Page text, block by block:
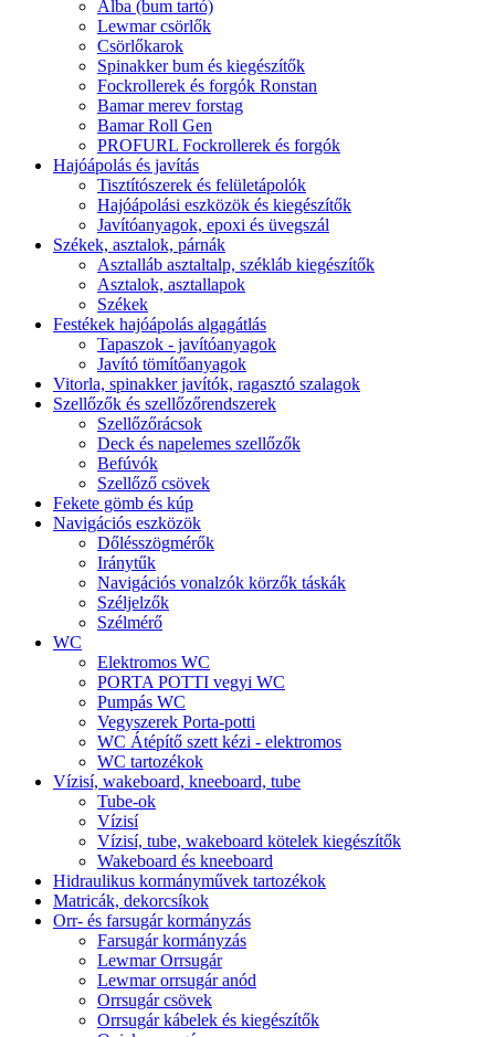
Alba (bum tartó)
Lewmar csörlők
Csörlőkarok
Spinakker bum és kiegészítők
Fockrollerek és forgók Ronstan
Bamar merev forstag
Bamar Roll Gen
PROFURL Fockrollerek és forgók
Hajóápolás és javítás
Tisztítószerek és felületápolók
Hajóápolási eszközök és kiegészítők
Javítóanyagok, epoxi és üvegszál
Székek, asztalok, párnák
Asztalláb asztaltalp, székláb kiegészítők
Asztalok, asztallapok
Székek
Festékek hajóápolás algagátlás
Tapaszok - javítóanyagok
Javító tömítőanyagok
Vitorla, spinakker javítók, ragasztó szalagok
Szellőzők és szellőzőrendszerek
Szellőzőrácsok
Deck és napelemes szellőzők
Befúvók
Szellőző csövek
Fekete gömb és kúp
Navigációs eszközök
Dőlésszögmérők
Iránytűk
Navigációs vonalzók körzők táskák
Széljelzők
Szélmérő
WC
Elektromos WC
PORTA POTTI vegyi WC
Pumpás WC
Vegyszerek Porta-potti
WC Átépítő szett kézi - elektromos
WC tartozékok
Vízisí, wakeboard, kneeboard, tube
Tube-ok
Vízisí
Vízisí, tube, wakeboard kötelek kiegészítők
Wakeboard és kneeboard
Hidraulikus kormányművek tartozékok
Matricák, dekorcsíkok
Orr- és farsugár kormányzás
Farsugár kormányzás
Lewmar Orrsugár
Lewmar orrsugár anód
Orrsugár csövek
Orrsugár kábelek és kiegészítők